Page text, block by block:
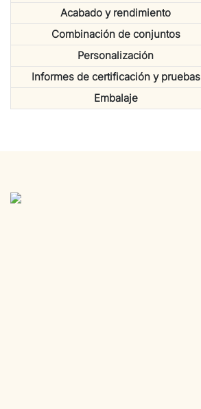
Acabado y rendimiento
Combinación de conjuntos
Personalización
Informes de certificación y pruebas
Embalaje